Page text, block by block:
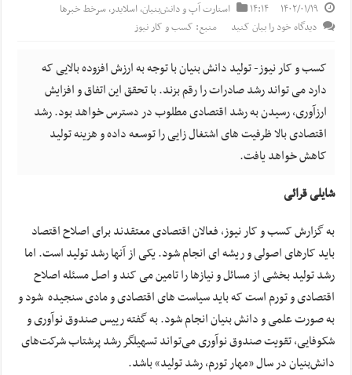
۱۴۰۲/۰۱/۱۹ ۱۴:۱۴ استارت آپ‌ و دانش‌بنیان‌,اسلایدر,سرخط خبرها
دیدگاه خود را بیان کنید
منبع: کسب و کار نیوز
کسب و کار نیوز- تولید دانش بنیان با توجه به ارزش افزوده بالایی که
دارد می تواند رشد صادرات را رقم بزند. با تحقق این اتفاق و افزایش
ارزآوری، رسیدن به رشد اقتصادی مطلوب در دسترس خواهد بود. رشد
اقتصادی بالا ظرفیت های اشتغال زایی را توسعه داده و هزینه تولید
کاهش خواهد یافت.
شایلی قرائی
به گزارش کسب و کار نیوز، فعالان اقتصادی معتقدند برای اصلاح اقتصاد
باید کارهای اصولی و ریشه ای انجام شود. یکی از آنها رشد تولید است. اما
رشد تولید بخشی از مسائل و نیازها را تامین می کند و اصل مسئله اصلاح
اقتصادی و تورم است که باید سیاست های اقتصادی و مادی سنجیده شود و
به صورت علمی و دانش بنیان انجام شود. به گفته رییس صندوق نوآوری و
شکوفایی، تقویت صندوق نوآوری می‌تواند تسهیلگر رشد پرشتاب شرکت‌های
دانش‌بنیان در سال «مهار تورم، رشد تولید» باشد.